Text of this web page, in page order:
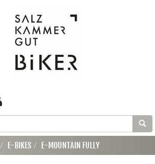
E-BIKES E-MOUNTAIN FULLY